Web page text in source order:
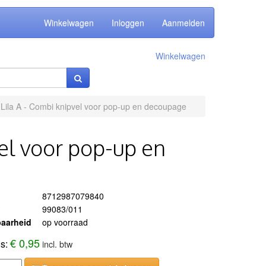
Winkelwagen Inloggen Aanmelden
Winkelwagen
A - Combi knipvel voor pop-up en decoupage
voor pop-up en
8712987079840
99083/011
op voorraad
€ 0,95 incl. btw